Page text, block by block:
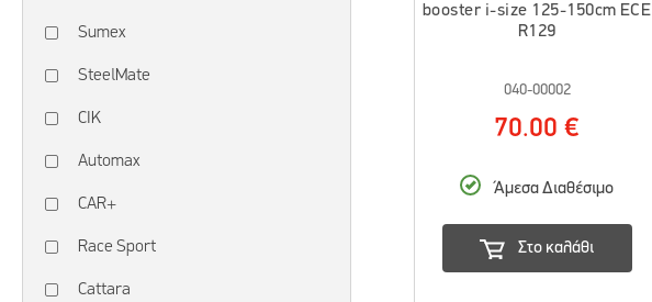
Sumex
SteelMate
CIK
Automax
CAR+
Race Sport
Cattara
booster i-size 125-150cm ECE
R129
040-00002
70.00 €
Άμεσα Διαθέσιμο
Στο καλάθι